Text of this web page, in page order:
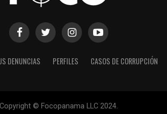
DENUNCIAS PERFILES CASOS DE CORRUPCIÓN
Copyright © Focopanama LLC 2024.